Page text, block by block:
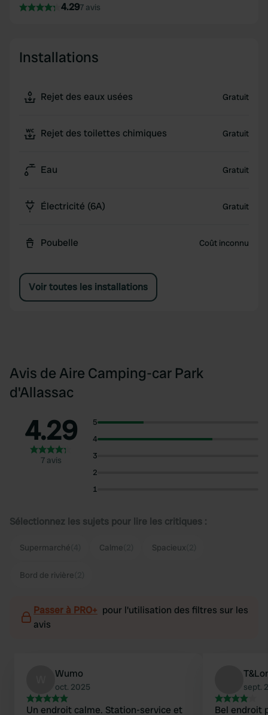
4.297 avis
Installations
Rejet des eaux usées Gratuit
Rejet des toilettes chimiques Gratuit
Eau Gratuit
Électricité (6A) Gratuit
Poubelle Coût inconnu
Voir toutes les installations
Avis de Aire Camping-car Park
d'Allassac
4.29
7 avis
5
4
3
2
1
Sélectionnez les sujets pour lire les critiques :
Supermarché Calme Spacieux
Bord de rivière
Passer à PRO+ pour l'utilisation des filtres sur les
avis
Wumo
oct. 2025
Un endroit calme. Station-service et
sept.
Bel endroit